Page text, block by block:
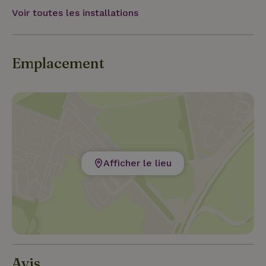
Voir toutes les installations
Emplacement
Afficher le lieu